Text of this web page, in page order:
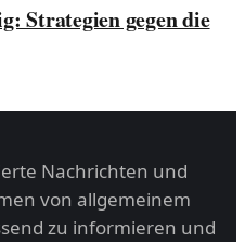
Strategien gegen die
Nachrichten und
von allgemeinem
zu informieren und